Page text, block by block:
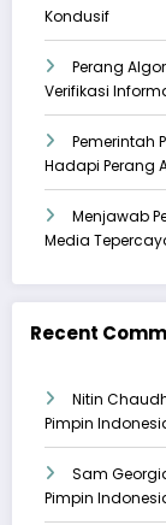
Kondusif
Perang
Verifikasi
Pemerintah
Hadapi Perang
Menjawab
Media
Recent
Nitin
Pimpin
Sam
Pimpin